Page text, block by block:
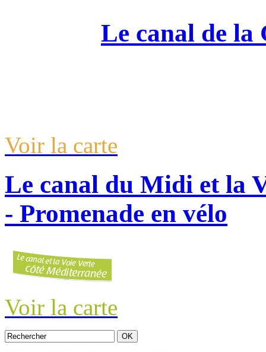
Le canal de la
Voir la carte
Le canal du Midi et la
- Promenade en vélo
Voir la carte